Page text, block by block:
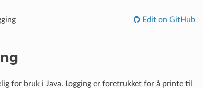
Edit on GitHub
for bruk i Java. Logging er foretrukket for å printe til